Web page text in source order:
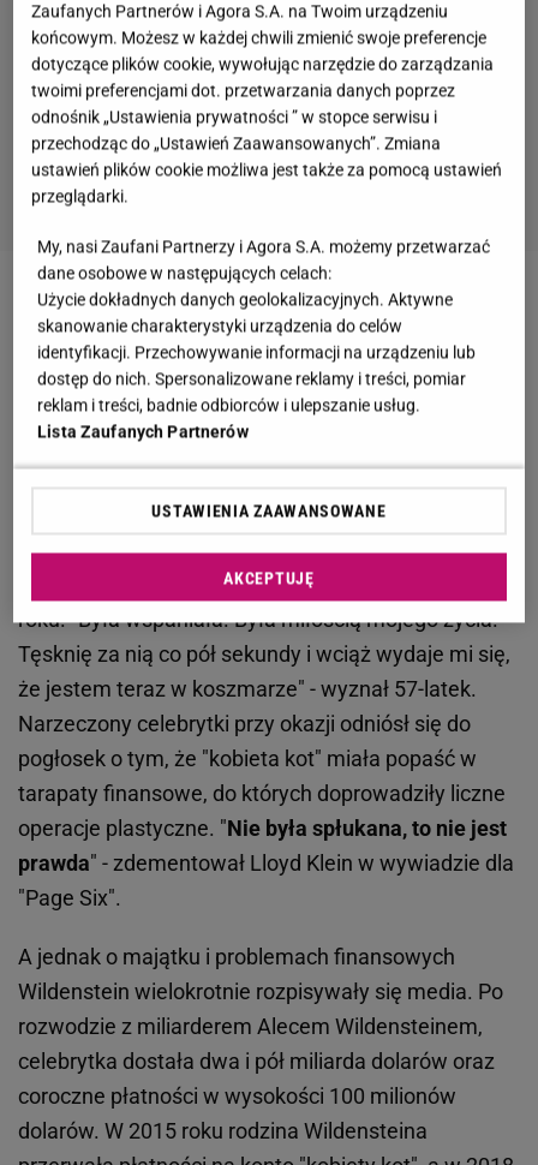
Zobacz wideoPaulla wspomina zmarłego tatę. "Był
jedyną osobą, która mnie wspierała na początku"
Lloyd Klein zaprzecza, że Jocelyn Wildenstein była
bankrutką. Dzieci "kobiety kot" odziedziczą po niej
majątek
Informacja o śmierci Jocelyn Wildenstein załamała
Lloyda Kleina, z którym kobieta związała się w 2003
roku. "Była wspaniała. Była miłością mojego życia.
Tęsknię za nią co pół sekundy i wciąż wydaje mi się,
że jestem teraz w koszmarze" - wyznał 57-latek.
Narzeczony celebrytki przy okazji odniósł się do
pogłosek o tym, że "kobieta kot" miała popaść w
tarapaty finansowe, do których doprowadziły liczne
operacje plastyczne. "Nie była spłukana, to nie jest
prawda" - zdementował Lloyd Klein w wywiadzie dla
"Page Six".
A jednak o majątku i problemach finansowych
Wildenstein wielokrotnie rozpisywały się media. Po
rozwodzie z miliarderem Alecem Wildensteinem,
celebrytka dostała dwa i pół miliarda dolarów oraz
coroczne płatności w wysokości 100 milionów
dolarów. W 2015 roku rodzina Wildensteina
Zaufanych Partnerów i Agora S.A. na Twoim urządzeniu
końcowym. Możesz w każdej chwili zmienić swoje preferencje
dotyczące plików cookie, wywołując narzędzie do zarządzania
twoimi preferencjami dot. przetwarzania danych poprzez
odnośnik „Ustawienia prywatności ” w stopce serwisu i
przechodząc do „Ustawień Zaawansowanych”. Zmiana
ustawień plików cookie możliwa jest także za pomocą ustawień
przeglądarki.
My, nasi Zaufani Partnerzy i Agora S.A. możemy przetwarzać
dane osobowe w następujących celach:
Użycie dokładnych danych geolokalizacyjnych. Aktywne
skanowanie charakterystyki urządzenia do celów
identyfikacji. Przechowywanie informacji na urządzeniu lub
dostęp do nich. Spersonalizowane reklamy i treści, pomiar
reklam i treści, badnie odbiorców i ulepszanie usług.
Lista Zaufanych Partnerów
USTAWIENIA ZAAWANSOWANE
AKCEPTUJĘ